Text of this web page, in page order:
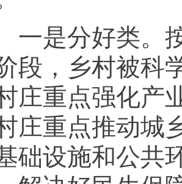
是分好类。按
段，乡村被科
庄重点强化产
庄重点推动城
础设施和公共